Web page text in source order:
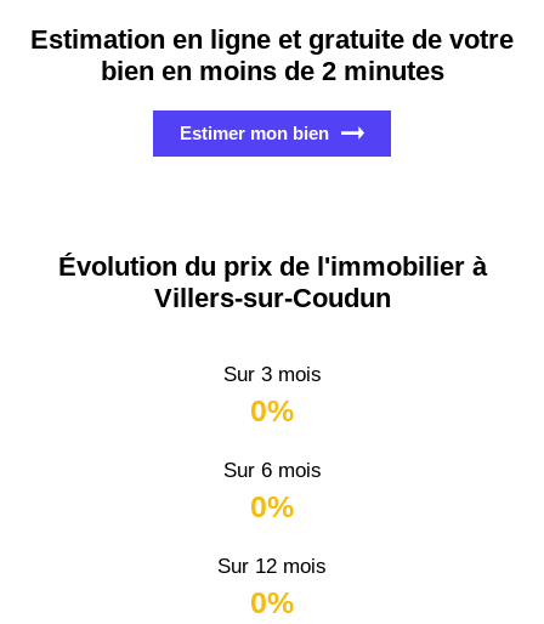
Estimation en ligne et gratuite de votre
bien en moins de 2 minutes
Estimer mon bien
Évolution du prix de l'immobilier à
Villers-sur-Coudun
Sur 3 mois
0%
Sur 6 mois
0%
Sur 12 mois
0%